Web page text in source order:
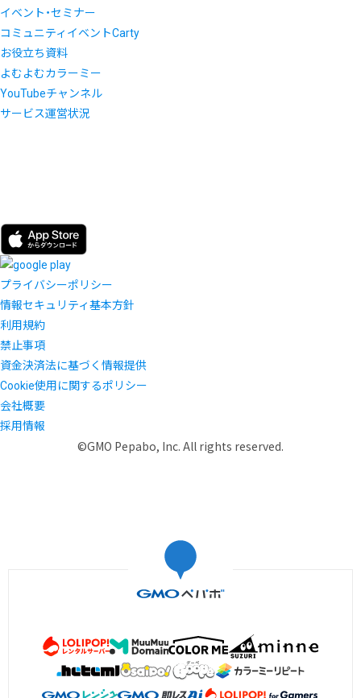
イベント・セミナー
コミュニティイベントCarty
お役立ち資料
よむよむカラーミー
YouTubeチャンネル
サービス運営状況
プライバシーポリシー
情報セキュリティ基本方針
利用規約
禁止事項
資金決済法に基づく情報提供
Cookie使用に関するポリシー
会社概要
採用情報
©GMO Pepabo, Inc. All rights reserved.